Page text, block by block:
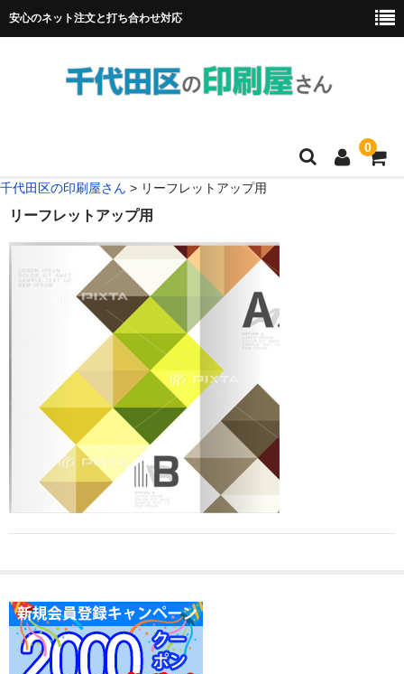
安心のネット注文と打ち合わせ対応
0
フルカラー冊子印刷
チラシ
リーフレット
ポスター
データの作り方
お問い合わせ
千代田区の印刷屋さん > リーフレットアップ用
リーフレットアップ用